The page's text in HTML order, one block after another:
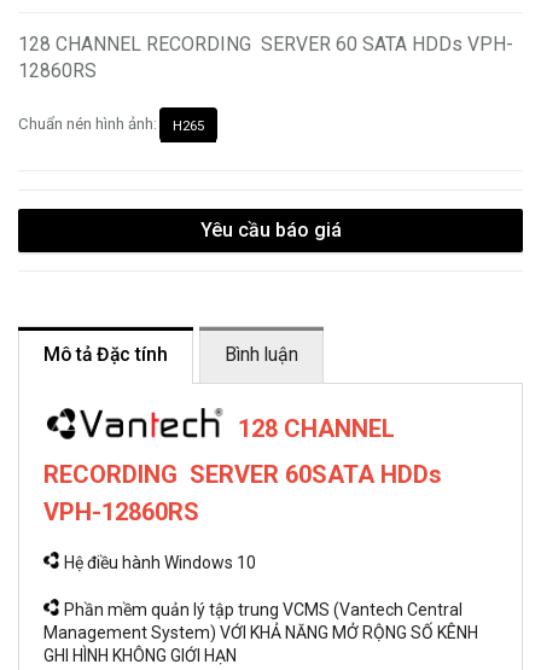
128 CHANNEL RECORDING SERVER 60 SATA HDDs VPH-
12860RS
Chuẩn nén hình ảnh: H265
Yêu cầu báo giá
Mô tả Đặc tính Bình luận
128 CHANNEL
RECORDING SERVER 60SATA HDDs
VPH-12860RS
Hệ điều hành Windows 10
Phần mềm quản lý tập trung VCMS (Vantech Central
Management System) VỚI KHẢ NĂNG MỞ RỘNG SỐ KÊNH
GHI HÌNH KHÔNG GIỚI HẠN